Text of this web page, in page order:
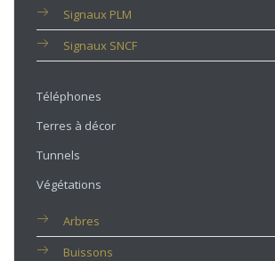
Signaux PLM
Signaux SNCF
Téléphones
Terres à décor
Tunnels
Végétations
Arbres
Buissons